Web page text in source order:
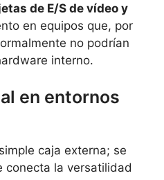
de E/S de vídeo y
en equipos que, por
no podrían
interno.
en entornos
caja externa; se
conecta la versatilidad